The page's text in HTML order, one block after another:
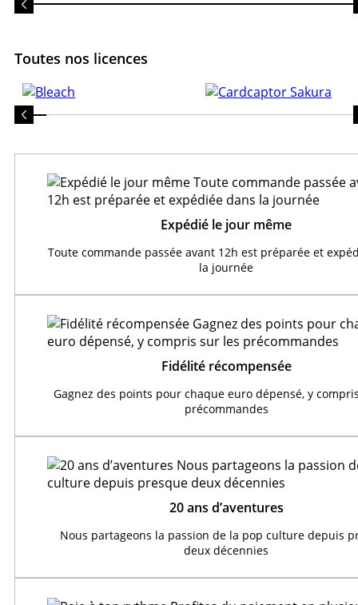
Toutes nos licences
Expédié le jour même
Toute commande passée avant 12h est préparée et
la journée
Fidélité récompensée
Gagnez des points pour chaque euro dépensé, y
précommandes
20 ans d’aventures
Nous partageons la passion de la pop culture depuis
deux décennies